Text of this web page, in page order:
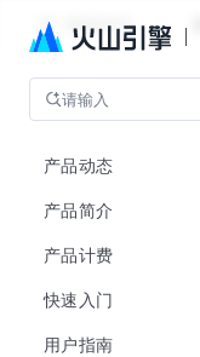
持续交付
请输入
产品动态
产品简介
产品计费
快速入门
用户指南